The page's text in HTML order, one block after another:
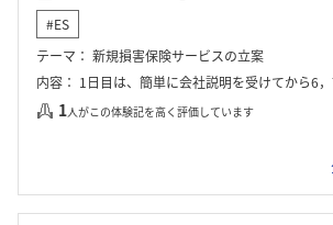
#ES
テーマ： 新規損害保険サービスの立案
内容： 1日目は、簡単に会社説明を受けてから6，7のグループに分かれてワークに取り組んでいった。ワークの内容は、社会課題を解決するための新しい損害保険サービスの立案であった。 2日目も同様のワークに取り組み、3日目
1人がこの体験記を高く評価しています